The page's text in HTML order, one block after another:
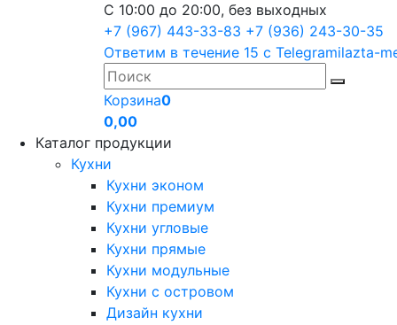
С 10:00 до 20:00, без выходных
+7 (967) 443-33-83 +7 (936) 243-30-35
Ответим в течение 15 с Telegramilazta-
Корзина0
0,00
Каталог продукции
Кухни
Кухни эконом
Кухни премиум
Кухни угловые
Кухни прямые
Кухни модульные
Кухни с островом
Дизайн кухни